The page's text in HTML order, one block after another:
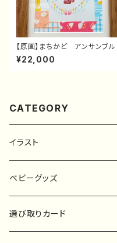
【原画】まちかど アンサンブル
¥22,000
CATEGORY
イラスト
原画
ポスター
ベビーグッズ
マタニティーマーク
選び取りカード